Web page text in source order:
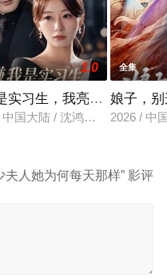
1.0
实习生，我亮出老板身份
中国大陆 / 沈鸿运＆刘亚倩
全集
娘子，
2026 / 中
夫人她为何每天那样” 影评